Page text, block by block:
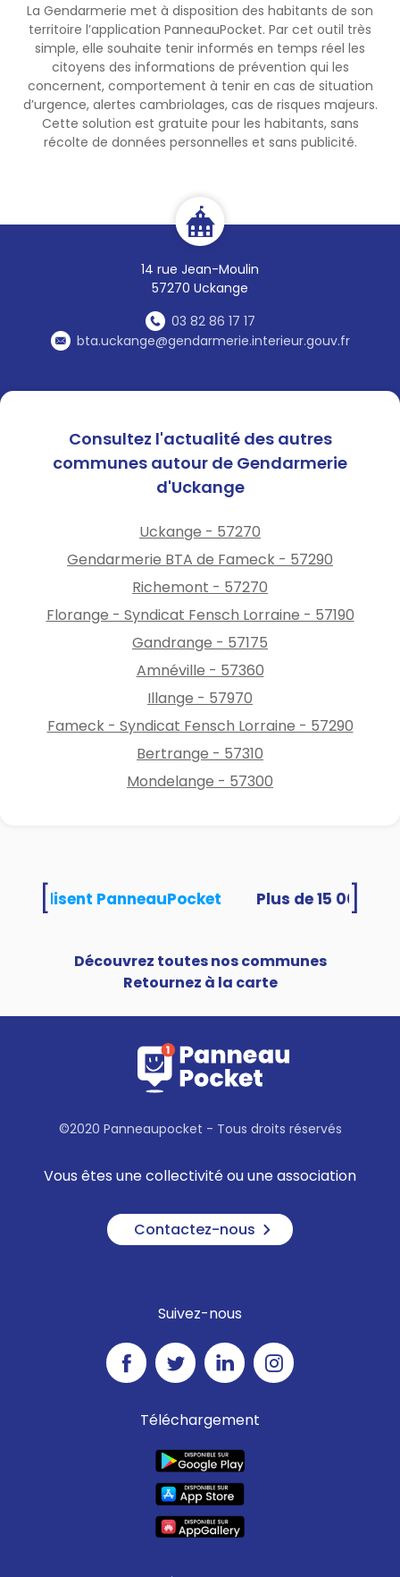
La Gendarmerie met à disposition des habitants de son
territoire l’application PanneauPocket. Par cet outil très
simple, elle souhaite tenir informés en temps réel les
citoyens des informations de prévention qui les
concernent, comportement à tenir en cas de situation
d’urgence, alertes cambriolages, cas de risques majeurs.
Cette solution est gratuite pour les habitants, sans
récolte de données personnelles et sans publicité.
14 rue Jean-Moulin
57270 Uckange
03 82 86 17 17
bta.uckange@gendarmerie.interieur.gouv.fr
Consultez l'actualité des autres
communes autour de Gendarmerie
d'Uckange
Uckange - 57270
Gendarmerie BTA de Fameck - 57290
Richemont - 57270
Florange - Syndicat Fensch Lorraine - 57190
Gandrange - 57175
Amnéville - 57360
Illange - 57970
Fameck - Syndicat Fensch Lorraine - 57290
Bertrange - 57310
Mondelange - 57300
utilisent PanneauPocket
Découvrez toutes nos communes
Retournez à la carte
©2020 Panneaupocket - Tous droits réservés
Vous êtes une collectivité ou une association
Contactez-nous
Suivez-nous
Téléchargement